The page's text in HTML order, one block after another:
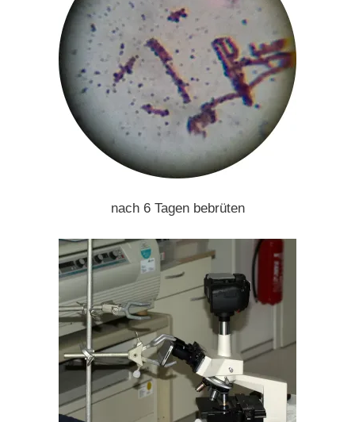
nach 6 Tagen bebrüten